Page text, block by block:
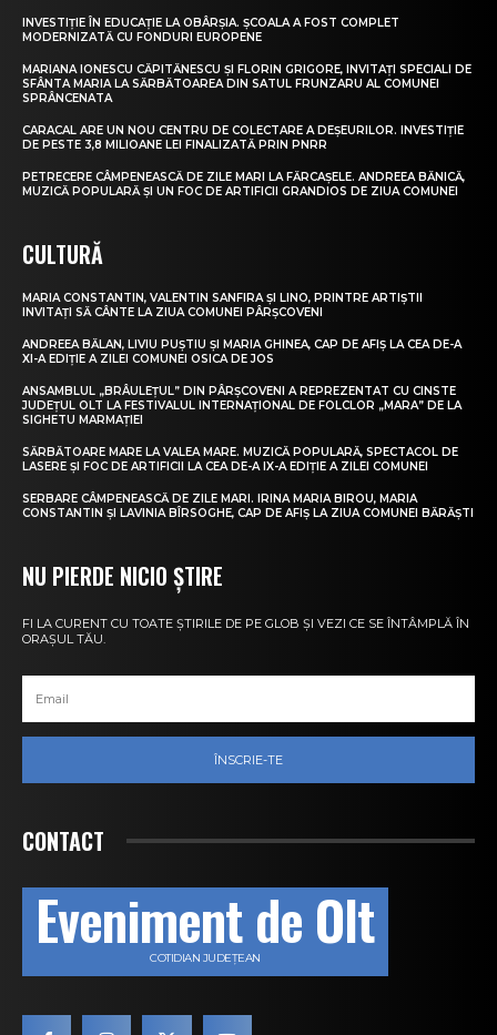
INVESTIȚIE ÎN EDUCAȚIE LA OBÂRȘIA. ȘCOALA A FOST COMPLET
MODERNIZATĂ CU FONDURI EUROPENE
MARIANA IONESCU CĂPITĂNESCU ȘI FLORIN GRIGORE, INVITAȚI SPECIALI DE
SFÂNTA MARIA LA SĂRBĂTOAREA DIN SATUL FRUNZARU AL COMUNEI
SPRÂNCENATA
CARACAL ARE UN NOU CENTRU DE COLECTARE A DEȘEURILOR. INVESTIȚIE
DE PESTE 3,8 MILIOANE LEI FINALIZATĂ PRIN PNRR
PETRECERE CÂMPENEASCĂ DE ZILE MARI LA FĂRCAȘELE. ANDREEA BĂNICĂ,
MUZICĂ POPULARĂ ȘI UN FOC DE ARTIFICII GRANDIOS DE ZIUA COMUNEI
CULTURĂ
MARIA CONSTANTIN, VALENTIN SANFIRA ȘI LINO, PRINTRE ARTIȘTII
INVITAȚI SĂ CÂNTE LA ZIUA COMUNEI PÂRȘCOVENI
ANDREEA BĂLAN, LIVIU PUȘTIU ȘI MARIA GHINEA, CAP DE AFIȘ LA CEA DE-A
XI-A EDIȚIE A ZILEI COMUNEI OSICA DE JOS
ANSAMBLUL „BRÂULEȚUL” DIN PÂRȘCOVENI A REPREZENTAT CU CINSTE
JUDEȚUL OLT LA FESTIVALUL INTERNAȚIONAL DE FOLCLOR „MARA” DE LA
SIGHETU MARMAȚIEI
SĂRBĂTOARE MARE LA VALEA MARE. MUZICĂ POPULARĂ, SPECTACOL DE
LASERE ȘI FOC DE ARTIFICII LA CEA DE-A IX-A EDIȚIE A ZILEI COMUNEI
SERBARE CÂMPENEASCĂ DE ZILE MARI. IRINA MARIA BIROU, MARIA
CONSTANTIN ȘI LAVINIA BÎRSOGHE, CAP DE AFIȘ LA ZIUA COMUNEI BĂRĂȘTI
NU PIERDE NICIO ȘTIRE
FI LA CURENT CU TOATE ȘTIRILE DE PE GLOB ȘI VEZI CE SE ÎNTÂMPLĂ ÎN
ORAȘUL TĂU.
ÎNSCRIE-TE
CONTACT
Eveniment de Olt
COTIDIAN JUDEȚEAN